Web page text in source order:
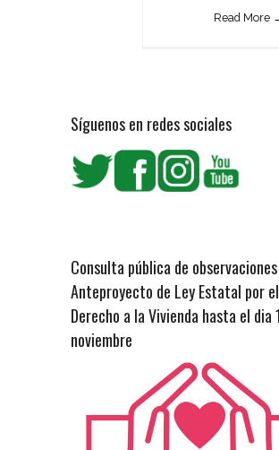
Read More
Síguenos en redes sociales
Consulta pública de
Anteproyecto de Ley Estatal por el
Derecho a la Vivienda hasta el dia
noviembre